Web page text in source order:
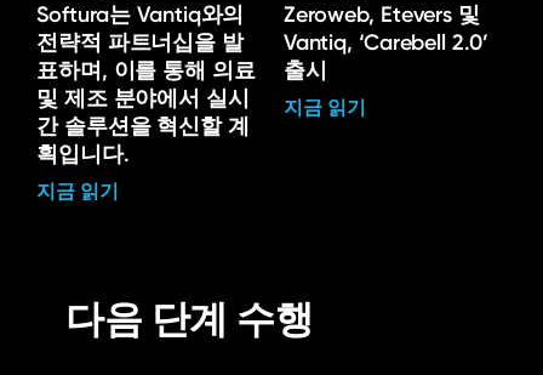
Softura는 Vantiq와의
전략적 파트너십을 발
표하며, 이를 통해 의료
및 제조 분야에서 실시
간 솔루션을 혁신할 계
획입니다.
지금 읽기
Zeroweb, Etevers 및
Vantiq, ‘Carebell 2.0’
출시
지금 읽기
다음 단계 수행